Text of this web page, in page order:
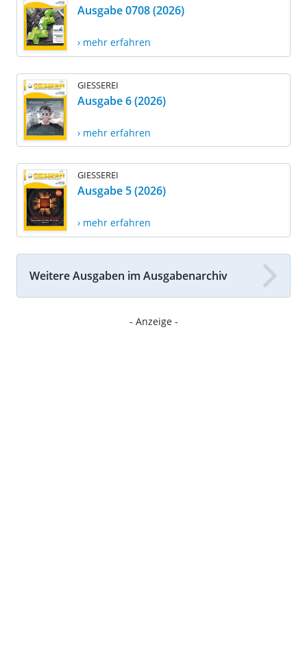
Ausgabe 0708 (2026)
› mehr erfahren
GIESSEREI
Ausgabe 6 (2026)
› mehr erfahren
GIESSEREI
Ausgabe 5 (2026)
› mehr erfahren
Weitere Ausgaben im Ausgabenarchiv
- Anzeige -